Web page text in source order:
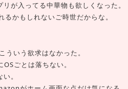
が入ってる中華物も欲しくなった。
かもしれないご時世だからな。
ういう欲求はなかった。
ごとは落ちない。
。